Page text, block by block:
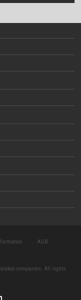
AGB
companies. All rights